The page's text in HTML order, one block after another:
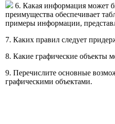
6. Какая информация может
преимущества обеспечивает
примеры информации,
7. Каких правил следует
8. Какие графические объекты
9. Перечислите основные
графическими объектами.